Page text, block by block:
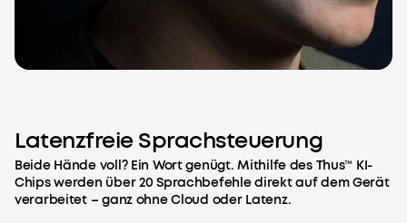
Latenzfreie Sprachsteuerung
Beide Hände voll? Ein Wort genügt. Mithilfe des Thus™ KI-
Chips werden über 20 Sprachbefehle direkt auf dem Gerät
verarbeitet – ganz ohne Cloud oder Latenz.